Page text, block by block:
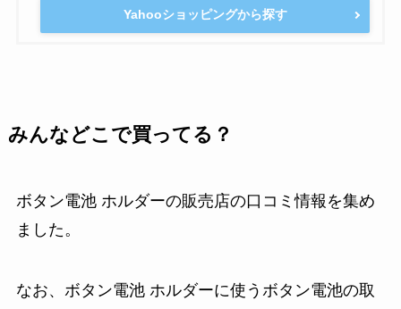
Yahooショッピングから探す
みんなどこで買ってる？
ボタン電池 ホルダーの販売店の口コミ情報を集め
ました。
なお、ボタン電池 ホルダーに使うボタン電池の取